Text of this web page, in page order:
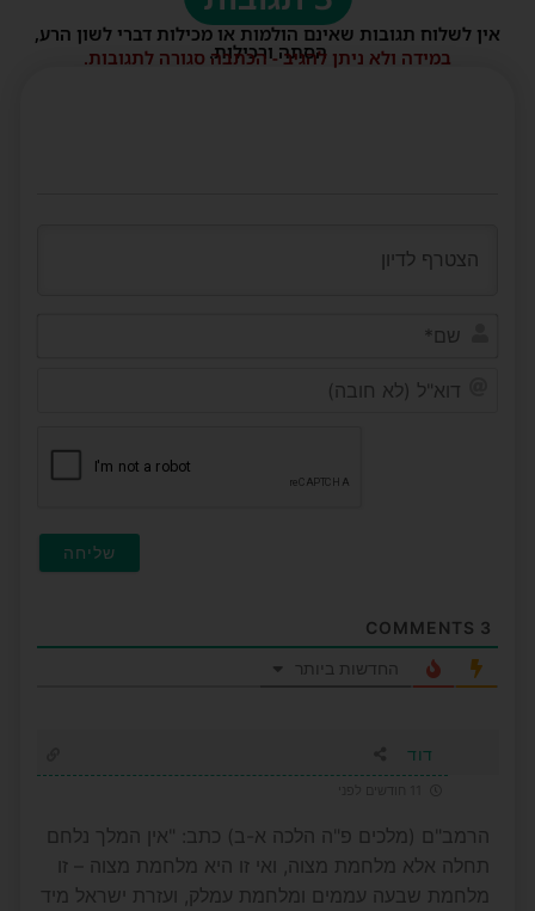
אין לשלוח תגובות שאינם הולמות או מכילות דברי לשון הרע,
הסתה ורכילות.
במידה ולא ניתן להגיב - הכתבה סגורה לתגובות.
3
החדשות ביותר
דוד
הרמב"ם (מלכים פ"ה הלכה א-ב) כתב: "אין המלך נלחם
תחלה אלא מלחמת מצוה, ואי זו היא מלחמת מצוה – זו
מלחמת שבעה עממים ומלחמת עמלק, ועזרת ישראל מיד